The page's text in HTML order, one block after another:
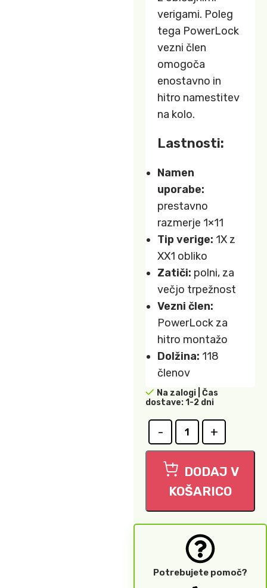
verigami. Poleg
tega PowerLock
vezni člen
omogoča
enostavno in
hitro namestitev
na kolo.
Lastnosti:
Namen
uporabe:
prestavno
razmerje 1×11
Tip verige: 1X z
XX1 obliko
Zatiči: polni, za
večjo trpežnost
Vezni člen:
PowerLock za
hitro montažo
Dolžina: 118
členov
Na zalogi | Čas
dostave: 1-2 dni
DODAJ V
KOŠARICO
Potrebujete pomoč?